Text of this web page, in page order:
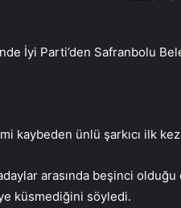
İyi Parti’den Safranbolu
kaybeden ünlü şarkıcı ilk
arasında beşinci olduğu
küsmediğini söyledi.